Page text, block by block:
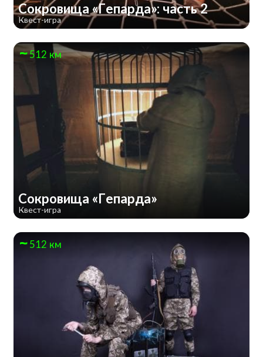
Сокровища «Гепарда»: часть 2
Квест-игра
512 км
Сокровища «Гепарда»
Квест-игра
512 км